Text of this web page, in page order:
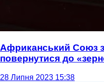
Африканський Союз
повернутися до
28 Липня 2023 15:38